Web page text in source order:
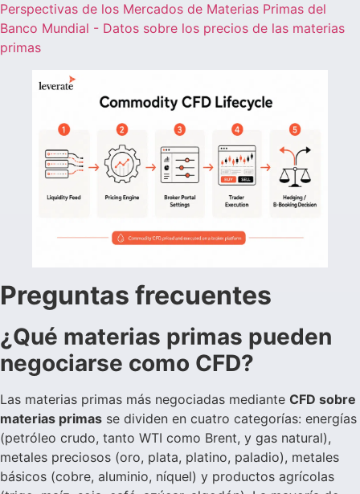
Perspectivas de los Mercados de Materias Primas del
Banco Mundial - Datos sobre los precios de las materias
primas
Preguntas frecuentes
¿Qué materias primas pueden
negociarse como CFD?
Las materias primas más negociadas mediante CFD sobre
materias primas se dividen en cuatro categorías: energías
(petróleo crudo, tanto WTI como Brent, y gas natural),
metales preciosos (oro, plata, platino, paladio), metales
básicos (cobre, aluminio, níquel) y productos agrícolas